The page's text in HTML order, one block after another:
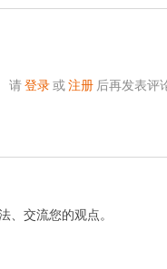
请 登录 或 注册 后再发表评
交流您的观点。